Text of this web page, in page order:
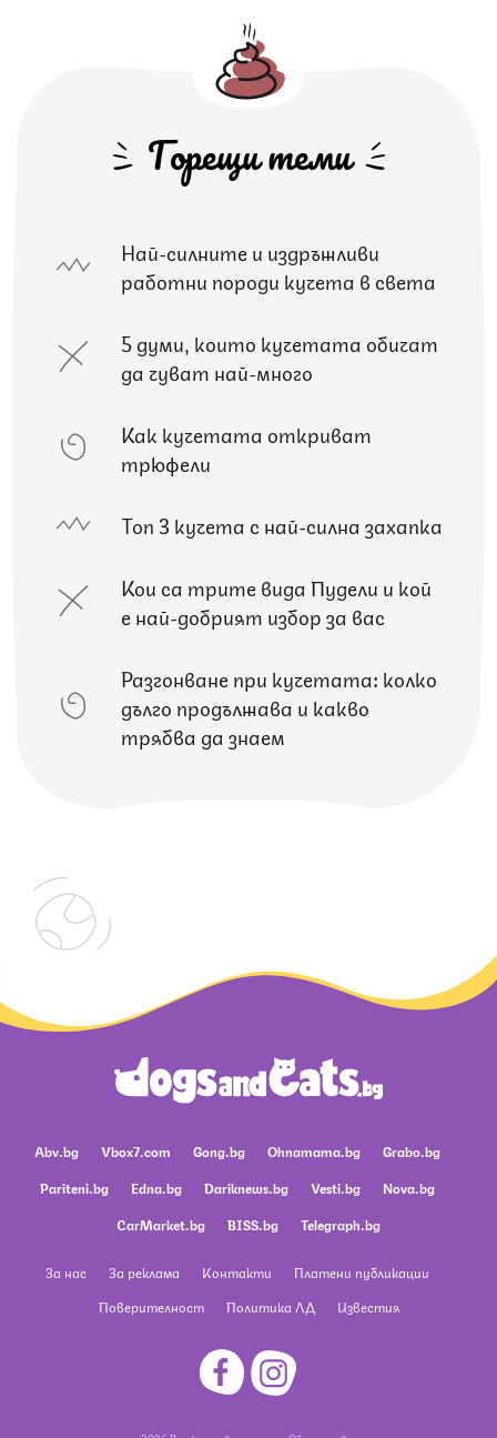
Горещи теми
Най-силните и издръжливи
работни породи кучета в света
5 думи, които кучетата обичат
да чуват най-много
Как кучетата откриват
трюфели
Топ 3 кучета с най-силна захапка
Кои са трите вида Пудели и кой
е най-добрият избор за вас
Разгонване при кучетата: колко
дълго продължава и какво
трябва да знаем
Abv.bg Vbox7.com Gong.bg Ohnamama.bg
Grabo.bg
Pariteni.bg
Edna.bg Dariknews.bg Vesti.bg
Nova.bg
CarMarket.bg
BISS.bg Telegraph.bg
За нас За реклама Контакти
Платени публикации
Поверителност
Политика ЛД Известия